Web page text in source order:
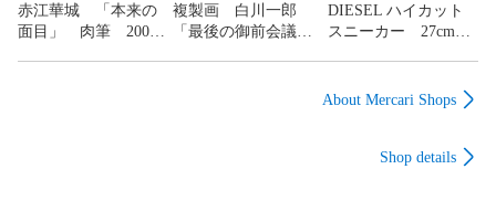
赤江華城 「本来の
面目」 肉筆 2007
複製画 白川一郎
「最後の御前会議」
DIESEL ハイカット
スニーカー 27cm
About Mercari Shops
Shop details